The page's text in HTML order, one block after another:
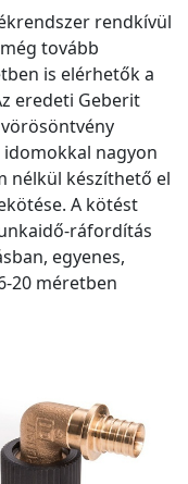
rendkívül
tovább
is elérhetők a
eredeti Geberit
vörösöntvény
nagyon
nélkül készíthető el
A kötést
ráfordítás
egyenes,
20 méretben